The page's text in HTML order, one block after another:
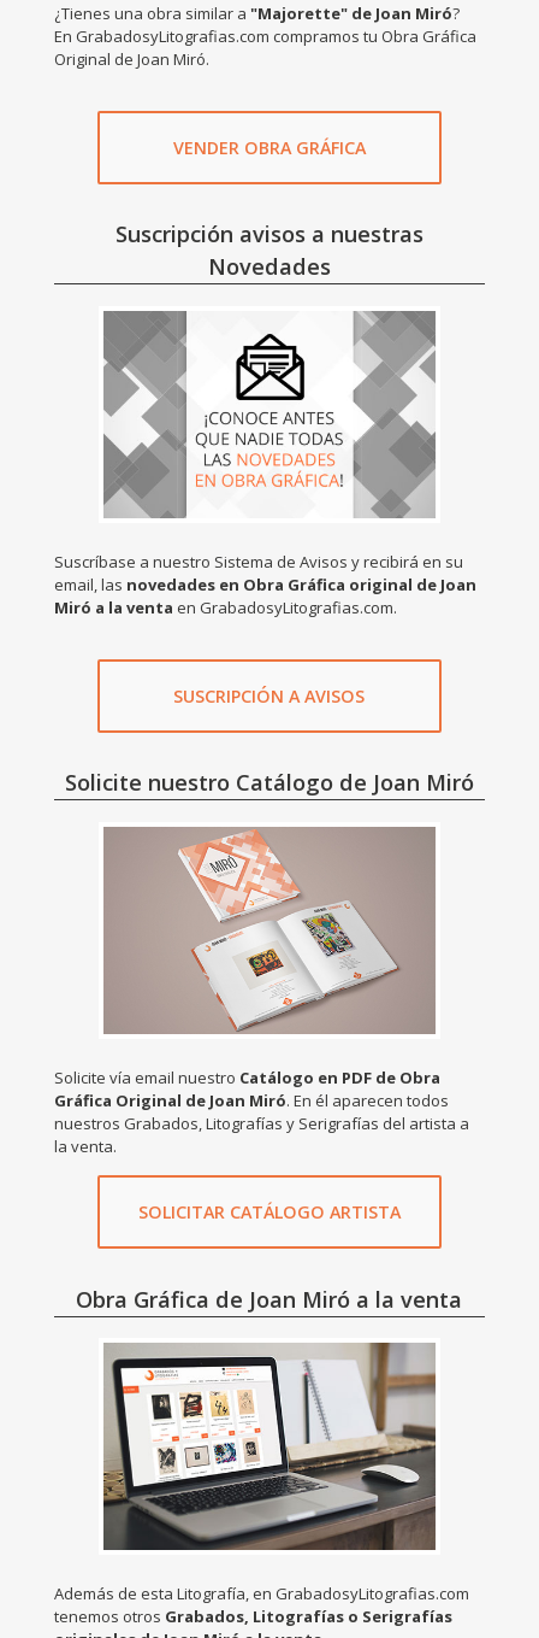
¿Tienes una obra similar a "Majorette" de Joan Miró?
En GrabadosyLitografias.com compramos tu Obra Gráfica
Original de Joan Miró.
VENDER OBRA GRÁFICA
Suscripción avisos a nuestras
Novedades
Suscríbase a nuestro Sistema de Avisos y recibirá en su
email, las novedades en Obra Gráfica original de Joan
Miró a la venta en GrabadosyLitografias.com.
SUSCRIPCIÓN A AVISOS
Solicite nuestro Catálogo de Joan Miró
Solicite vía email nuestro Catálogo en PDF de Obra
Gráfica Original de Joan Miró. En él aparecen todos
nuestros Grabados, Litografías y Serigrafías del artista a
la venta.
SOLICITAR CATÁLOGO ARTISTA
Obra Gráfica de Joan Miró a la venta
Además de esta Litografía, en GrabadosyLitografias.com
tenemos otros Grabados, Litografías o Serigrafías